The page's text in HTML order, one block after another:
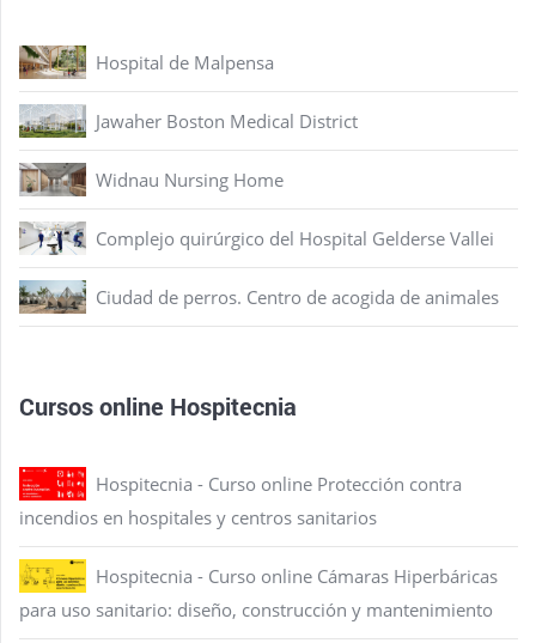
Hospital de Malpensa
Jawaher Boston Medical District
Widnau Nursing Home
Complejo quirúrgico del Hospital Gelderse Vallei
Ciudad de perros. Centro de acogida de animales
Cursos online Hospitecnia
Hospitecnia - Curso online Protección contra
incendios en hospitales y centros sanitarios
Hospitecnia - Curso online Cámaras Hiperbáricas
para uso sanitario: diseño, construcción y mantenimiento